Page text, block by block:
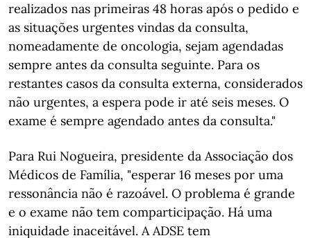
realizados nas primeiras 48 horas após o pedido e
as situações urgentes vindas da consulta,
nomeadamente de oncologia, sejam agendadas
sempre antes da consulta seguinte. Para os
restantes casos da consulta externa, considerados
não urgentes, a espera pode ir até seis meses. O
exame é sempre agendado antes da consulta."
Para Rui Nogueira, presidente da Associação dos
Médicos de Família, "esperar 16 meses por uma
ressonância não é razoável. O problema é grande
e o exame não tem comparticipação. Há uma
iniquidade inaceitável. A ADSE tem